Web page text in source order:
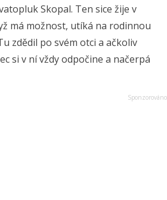
Skopal. Ten sice žije v
má možnost, utíká na rodinnou
zdědil po svém otci a ačkoliv
si v ní vždy odpočine a načerpá